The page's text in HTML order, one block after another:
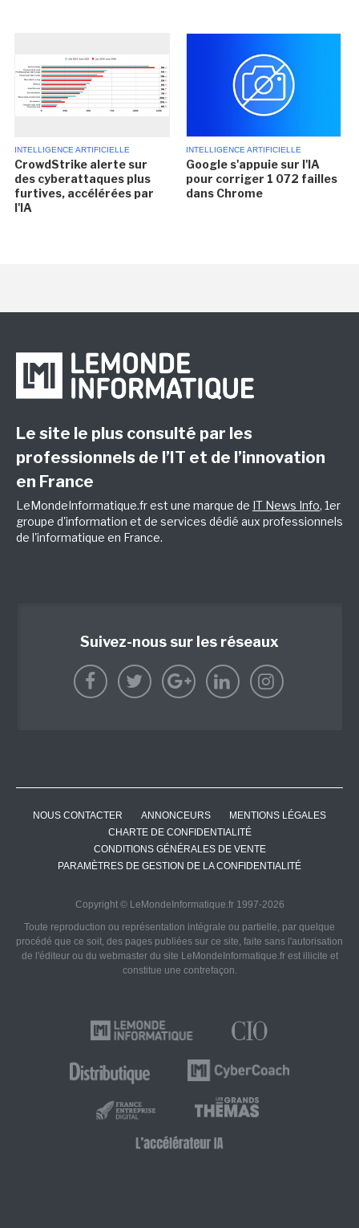
INTELLIGENCE ARTIFICIELLE
CrowdStrike alerte sur
des cyberattaques plus
furtives, accélérées par
l'IA
INTELLIGENCE ARTIFICIELLE
Google s'appuie sur l'IA
pour corriger 1 072 failles
dans Chrome
Le site le plus consulté par les
professionnels de l’IT et de l’innovation
en France
LeMondeInformatique.fr est une marque de IT News Info, 1er
groupe d'information et de services dédié aux professionnels
de l'informatique en France.
Suivez-nous sur les réseaux
NOUS CONTACTER ANNONCEURS
MENTIONS LÉGALES
CHARTE DE CONFIDENTIALITÉ
CONDITIONS GÉNÉRALES DE VENTE
PARAMÈTRES DE GESTION DE LA CONFIDENTIALITÉ
Copyright © LeMondeInformatique.fr 1997-2026
Toute reproduction ou représentation intégrale ou partielle, par quelque
procédé que ce soit, des pages publiées sur ce site, faite sans l'autorisation
de l'éditeur ou du webmaster du site LeMondeInformatique.fr est illicite et
constitue une contrefaçon.